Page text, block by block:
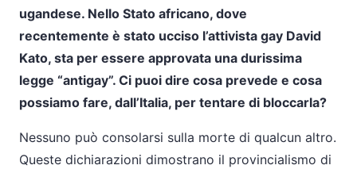
ugandese. Nello Stato africano, dove
recentemente è stato ucciso l’attivista gay David
Kato, sta per essere approvata una durissima
legge “antigay”. Ci puoi dire cosa prevede e cosa
possiamo fare, dall’Italia, per tentare di bloccarla?
Nessuno può consolarsi sulla morte di qualcun altro.
Queste dichiarazioni dimostrano il provincialismo di